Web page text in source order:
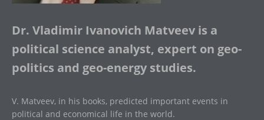
Dr. Vladimir Ivanovich Matveev is a
political science analyst, expert on geo-
politics and geo-energy studies.
V. Matveev, in his books, predicted important events in
political and economical life in the world.